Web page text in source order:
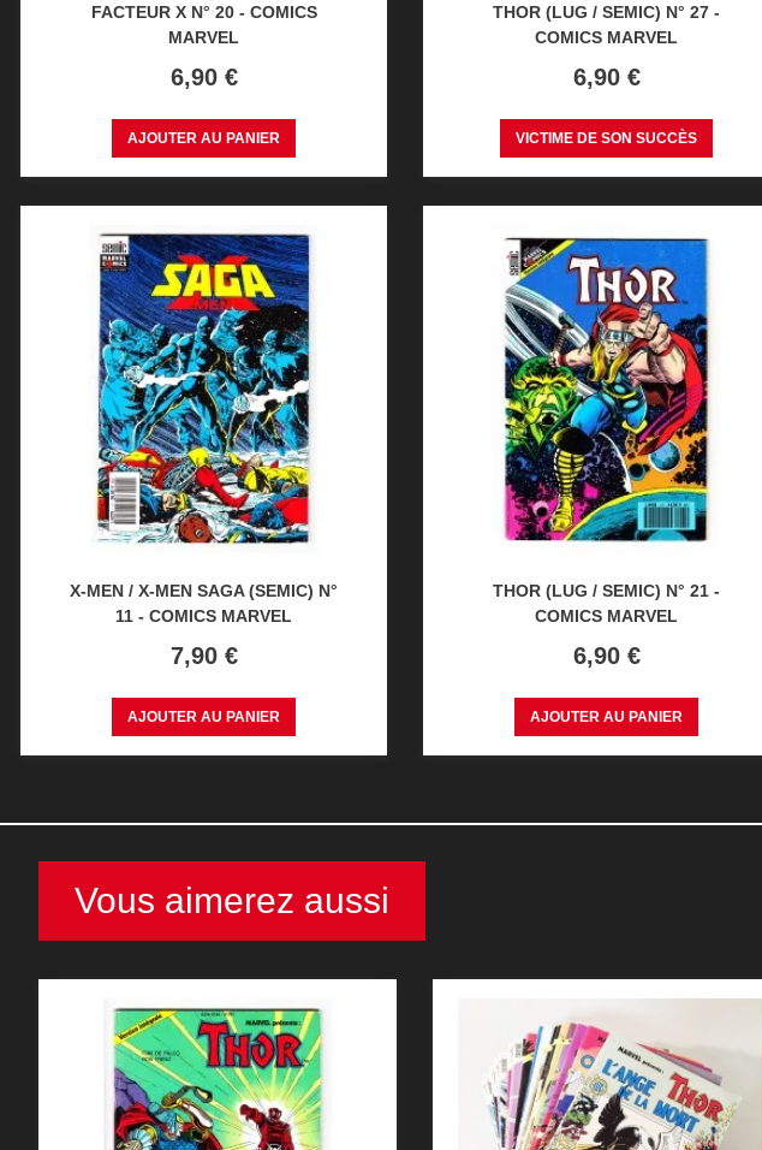
FACTEUR X N° 20 - COMICS
MARVEL
Prix
6,90 €
AJOUTER AU PANIER
THOR (LUG / SEMIC) N° 27 -
COMICS MARVEL
Prix
6,90 €
VICTIME DE SON SUCCÈS
X-MEN / X-MEN SAGA (SEMIC) N°
11 - COMICS MARVEL
Prix
7,90 €
AJOUTER AU PANIER
THOR (LUG / SEMIC) N° 21 -
COMICS MARVEL
Prix
6,90 €
AJOUTER AU PANIER
Vous aimerez aussi